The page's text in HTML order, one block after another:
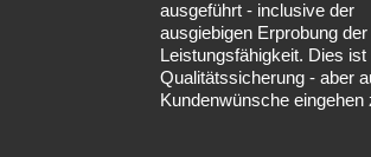
ausgeführt - inclusive der
ausgiebigen Erprobung
Leistungsfähigkeit. Dies
Qualitätssicherung - aber
Kundenwünsche